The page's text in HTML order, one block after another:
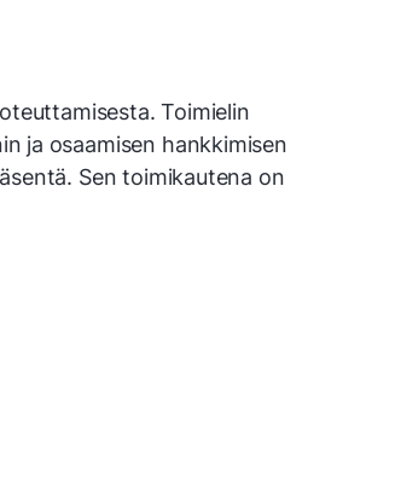
Toimielin
ja osaamisen hankkimisen
Sen toimikautena on